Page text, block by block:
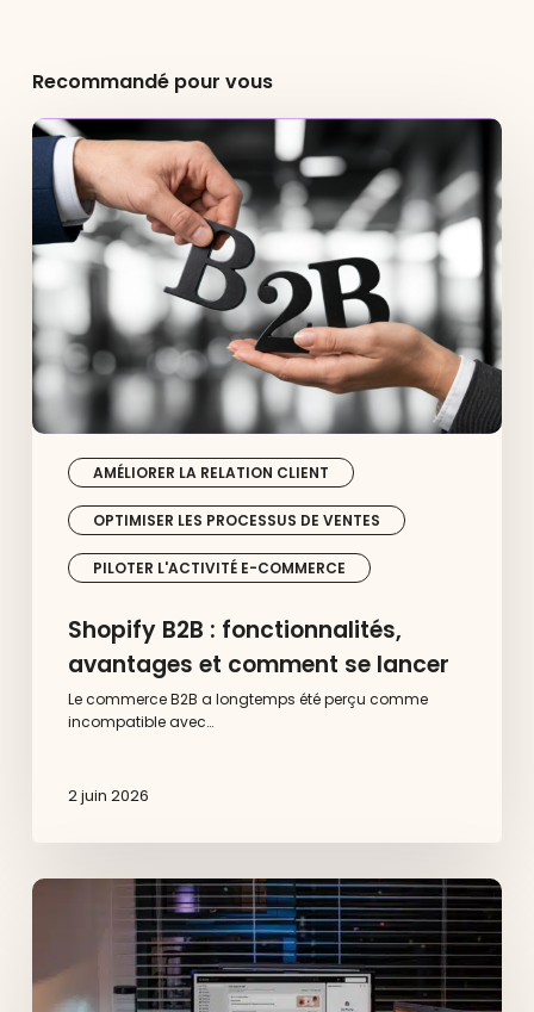
Recommandé pour vous
AMÉLIORER LA RELATION CLIENT
OPTIMISER LES PROCESSUS DE VENTES
PILOTER L'ACTIVITÉ E-COMMERCE
Shopify
B2B
fonctionnalités,
avantages
et
comment
se
Shopify B2B : fonctionnalités,
avantages et comment se lancer
Le commerce B2B a longtemps été perçu comme
incompatible avec…
2 juin 2026
Shopify
app